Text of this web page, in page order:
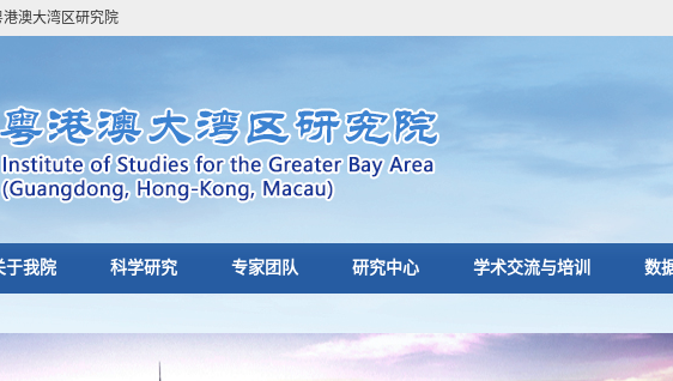
澳大湾区研究院
于我院 科学研究 专家团队 研究中心 学术交流与培训 数